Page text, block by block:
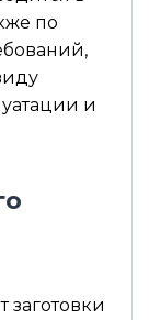
по
и
заготовки